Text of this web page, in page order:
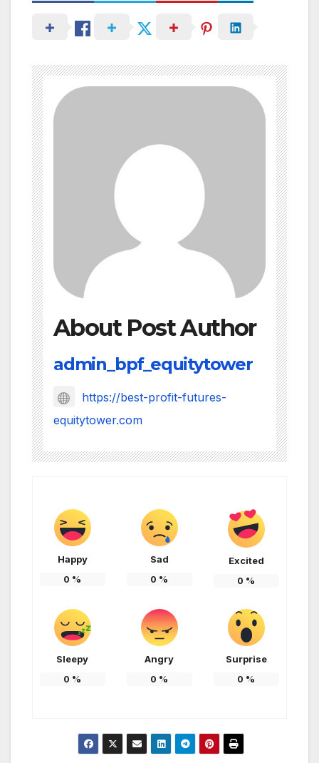
About Post Author
admin_bpf_equitytower
https://best-profit-futures-
equitytower.com
Happy
0 %
Sad
0 %
Excited
0 %
Sleepy
0 %
Angry
0 %
Surprise
0 %